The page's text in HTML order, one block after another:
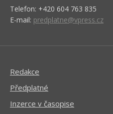
Telefon: +420 604 763 835
E-mail: predplatne@vpress.cz
Redakce
Předplatné
Inzerce v časopise